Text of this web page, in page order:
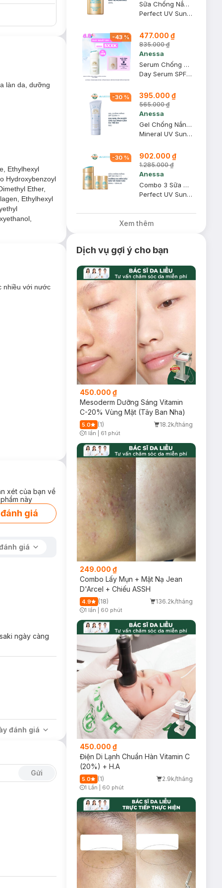
nào?
làn da, dưỡng
Ethylhexyl
Hydroxybenzoyl
Ether,
Ethylhexyl
nhiều với nước
xét của bạn về
này
giá
giá
ngày càng
đánh giá
Gửi
Sữa Chống Nắng Anessa Dưỡng Da Kiềm Dầu 20ml (Mới)
Perfect UV Sunscreen Skincare Milk N SPF50+ PA++++
-43% 477.000 ₫
835.000 ₫
Anessa
Serum Chống Nắng Anessa Dưỡng Da Nâng Tông 30ml
Day Serum SPF50+ PA++++
-30 % 395.000 ₫
565.000 ₫
Anessa
Gel Chống Nắng Anessa Cho Da Nhạy Cảm & Trẻ Em 90g (Mới)
Mineral UV Sunscreen Mild Gel (For Sensitive Skin) SPF35/PA+++
-30 % 902.000 ₫
1.285.000 ₫
Anessa
Combo 3 Sữa Chống Nắng Anessa Dưỡng Da Kiềm Dầu 60ml+20mlx2 (Bản Mới)
Perfect UV Sunscreen Skincare Milk N SPF50+ PA++++
Xem thêm
Dịch vụ gợi ý cho bạn
450.000 ₫
Mesoderm Dưỡng Sáng Vitamin
C-20% Vùng Mặt (Tây Ban Nha)
5.0 (1) 18.2k/tháng
Timer Gray Icon
1 lần 61 phút
249.000 ₫
Combo Lấy Mụn + Mặt Nạ Jean
D'Arcel + Chiếu ASSH
4.9 (18) 136.2k/tháng
1 lần 60 phút
450.000 ₫
Điện Di Lạnh Chuẩn Hàn Vitamin C
(20%) + H.A
5.0 (1) 2.9k/tháng
Timer Gray Icon
1 Lần 60 phút